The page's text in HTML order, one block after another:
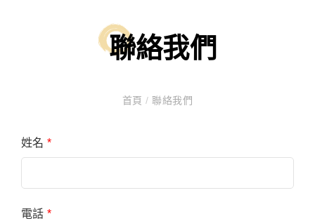
聯絡我們
首頁/ 聯絡我們
姓名 *
電話 *